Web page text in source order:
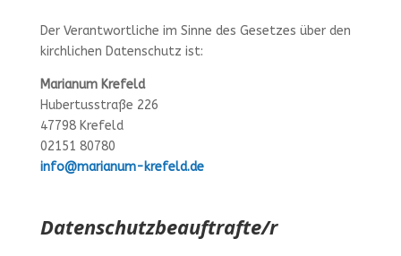
Der Verantwortliche im Sinne des Gesetzes über den
kirchlichen Datenschutz ist:
Marianum Krefeld
Hubertusstraße 226
47798 Krefeld
02151 80780
info@marianum-krefeld.de
Datenschutzbeauftrafte/r